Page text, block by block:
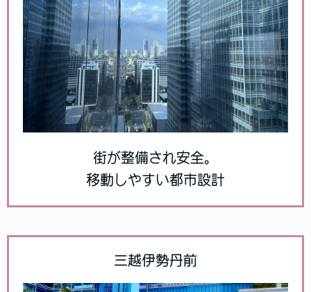
街が整備され安全。
移動しやすい都市設計
三越伊勢丹前